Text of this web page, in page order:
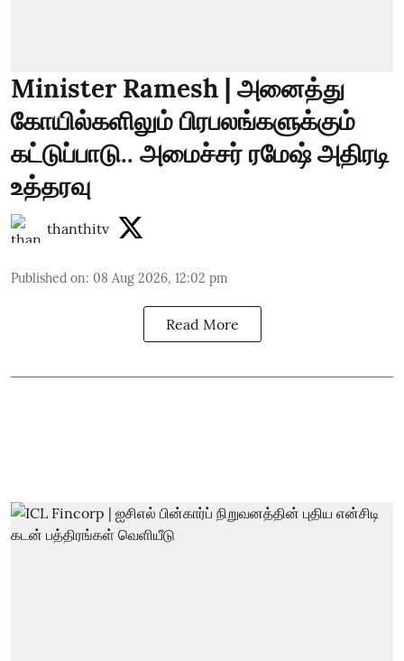
Minister Ramesh | அனைத்து
கோயில்களிலும் பிரபலங்களுக்கும்
கட்டுப்பாடு.. அமைச்சர் ரமேஷ் அதிரடி
உத்தரவு
thanthitv
Published on: 08 Aug 2026, 12:02 pm
Read More